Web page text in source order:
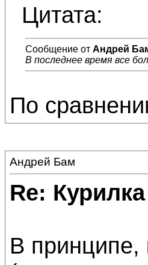
Цитата:
Сообщение от Андрей
В последнее время все
По
Андрей Бам
Re: Курилка
В принципе,